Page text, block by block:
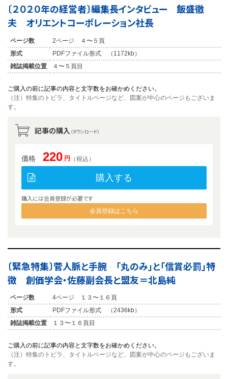
〔２０２０年の経営者〕編集長インタビュー 飯盛徹
夫 オリエントコーポレーション社長
ページ数
2ページ ４〜５頁
形式
PDFファイル形式 （1172kb）
雑誌掲載位置
４〜５頁目
ご購入の前に記事の内容と文字数をお確かめください。
（注）特集のトビラ、タイトルページなど、図案が中心のページもございま
す。
記事の購入 （ダウンロード）
価格 220 円 （税込）
購入する
購入には会員登録が必要です
会員登録はこちら
〔緊急特集〕菅人脈と手腕 「丸のみ」と「信賞必罰」特
徴 創価学会・佐藤副会長と盟友＝北島純
ページ数
4ページ １３〜１６頁
形式
PDFファイル形式 （2436kb）
雑誌掲載位置
１３〜１６頁目
ご購入の前に記事の内容と文字数をお確かめください。
（注）特集のトビラ、タイトルページなど、図案が中心のページもございま
す。